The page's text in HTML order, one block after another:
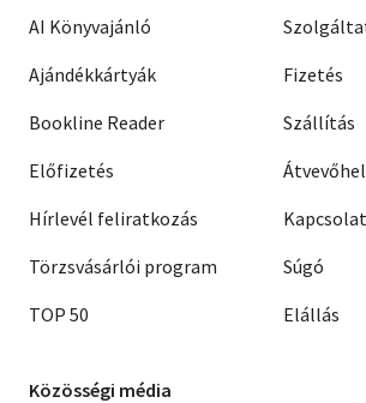
AI Könyvajánló
Ajándékkártyák
Bookline Reader
Előfizetés
Hírlevél feliratkozás
Törzsvásárlói program
TOP 50
Fizetés
Szállítás
Kapcsolat
Súgó
Elállás
Közösségi média